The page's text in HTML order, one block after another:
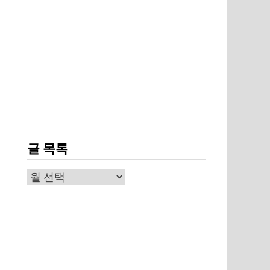
글 목록
글